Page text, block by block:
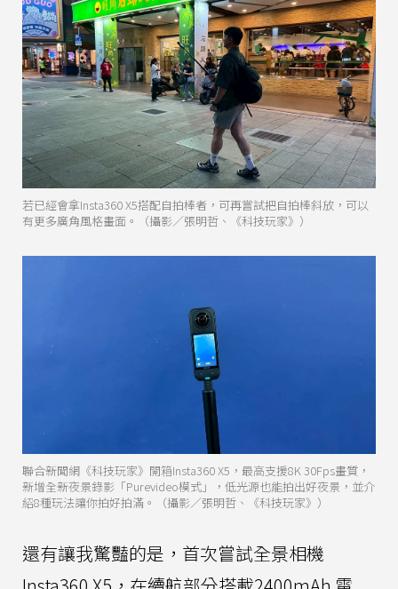
若已經會拿Insta360 X5搭配自拍棒者，可再嘗試把自拍棒斜放，可以
有更多廣角風格畫面。（攝影／張明哲、《科技玩家》）
聯合新聞網《科技玩家》開箱Insta360 X5，最高支援8K 30Fps畫質，
新增全新夜景錄影「Purevideo模式」，低光源也能拍出好夜景，並介
紹8種玩法讓你拍好拍滿。（攝影／張明哲、《科技玩家》）
還有讓我驚豔的是，首次嘗試全景相機